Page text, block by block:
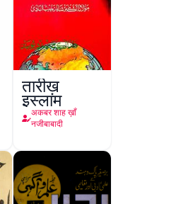
तारीख़
इस्लाम
अकबर शाह ख़ाँ
नजीबाबादी